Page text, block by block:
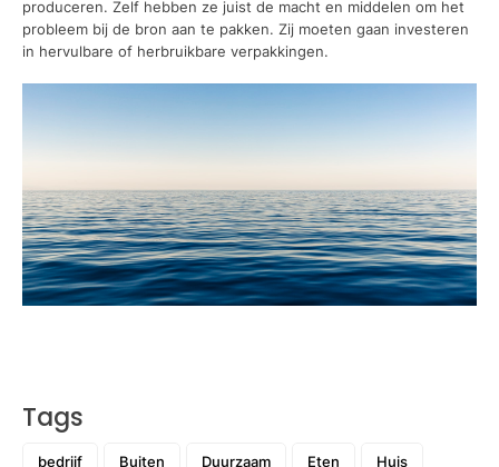
produceren. Zelf hebben ze juist de macht en middelen om het
probleem bij de bron aan te pakken. Zij moeten gaan investeren
in hervulbare of herbruikbare verpakkingen.
Tags
bedrijf Buiten Duurzaam Eten Huis